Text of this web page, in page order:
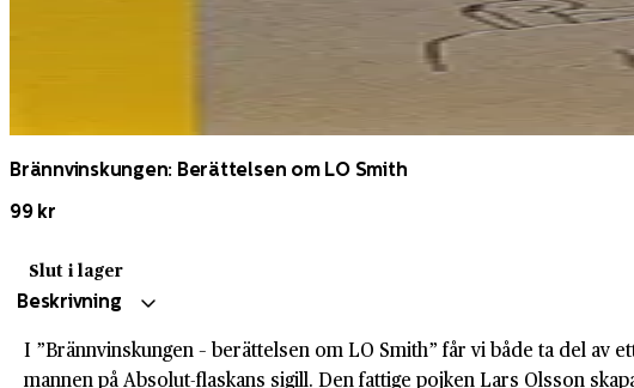
Brännvinskungen: Berättelsen om LO Smith
99 kr
Slut i lager
Beskrivning
I ”Brännvinskungen – berättelsen om LO Smith” får vi både ta del
mannen på Absolut-flaskans sigill. Den fattige pojken Lars Olsson